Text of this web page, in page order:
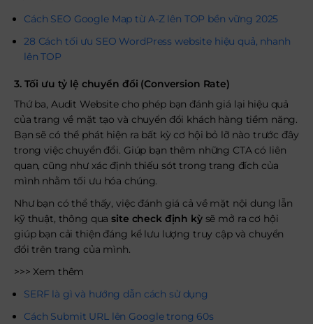
Cách SEO Google Map từ A-Z lên TOP bền vững 2025
28 Cách tối ưu SEO WordPress website hiệu quả, nhanh
lên TOP
3. Tối ưu tỷ lệ chuyển đổi (Conversion Rate)
Thứ ba, Audit Website cho phép bạn đánh giá lại hiệu quả
của trang về mặt tạo và chuyển đổi khách hàng tiềm năng.
Bạn sẽ có thể phát hiện ra bất kỳ cơ hội bỏ lỡ nào trước đây
trong việc chuyển đổi. Giúp bạn thêm những CTA có liên
quan, cũng như xác định thiếu sót trong trang đích của
mình nhằm tối ưu hóa chúng.
Như bạn có thể thấy, việc đánh giá cả về mặt nội dung lẫn
kỹ thuật, thông quasite check định kỳsẽ mở ra cơ hội
giúp bạn cải thiện đáng kể lưu lượng truy cập và chuyển
đổi trên trang của mình.
>>> Xem thêm
SERF là gì và hướng dẫn cách sử dụng
Cách Submit URL lên Google trong 60s